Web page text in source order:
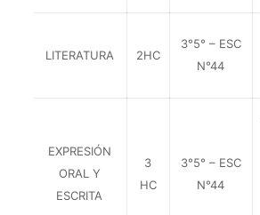
LITERATURA 2HC
3°5° – ESC
N°44
EXPRESIÓN
ORAL Y
ESCRITA
3
HC
3°5° – ESC
N°44